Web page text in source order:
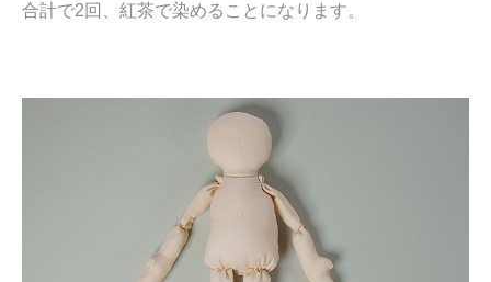
合計で2回、紅茶で染めることになります。